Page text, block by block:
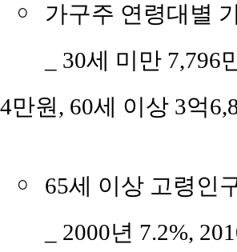
￮
가구주 연령대별
_ 30세 미만
4만원, 60세 이상 3억
￮
65세 이상 고령인
_ 2000년 7.2%,